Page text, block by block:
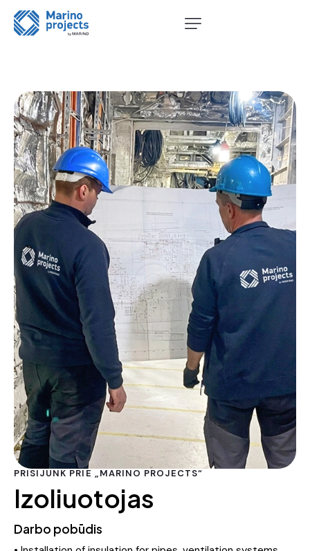
PRISIJUNK PRIE „MARINO PROJECTS“
Izoliuotojas
Darbo pobūdis